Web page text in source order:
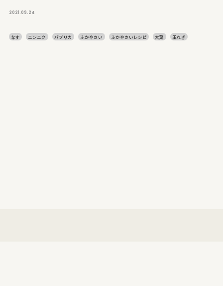
2021.09.24
なす ニンニク パプリカ ふかやさい ふかやさいレシピ 大葉 玉ねぎ